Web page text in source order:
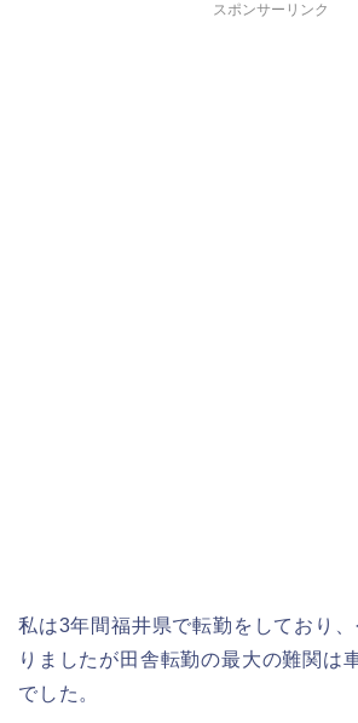
スポンサーリンク
私は3年間福井県で転勤をしており
りましたが田舎転勤の最大の難関は
でした。